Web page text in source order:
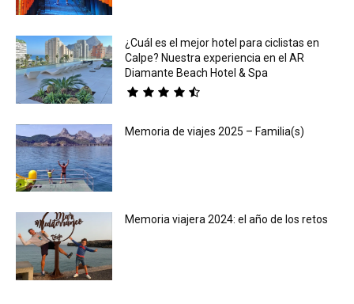
¿Cuál es el mejor hotel para ciclistas en
Calpe? Nuestra experiencia en el AR
Diamante Beach Hotel & Spa
Memoria de viajes 2025 – Familia(s)
Memoria viajera 2024: el año de los retos